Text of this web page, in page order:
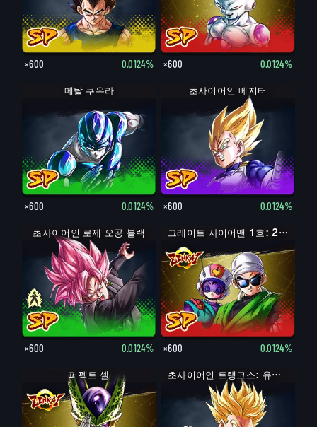
×600 0.0124% ×600 0.0124%
메탈 쿠우라
×600 0.0124%
초사이어인 베지터
×600 0.0124%
오공 블랙
초사이어인 로제 오공 블랙
×600 0.0124%
그레이트 사이어맨 1호: 2호 (어시스트)
×600 0.0124%
완전체 셀
퍼펙트 셀 트랭크스: 유년기 초사이어인 트랭크스: 유년기